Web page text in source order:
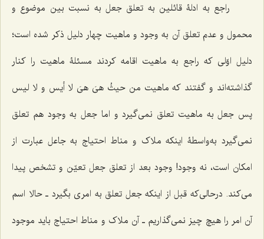
راجع به ادلۀ قائلین به تعلق جعل به نسبت بین موضوع و
محمول و عدم تعلق آن به ‌وجود و ماهیت چهار دلیل ذکر شده است؛
دلیل اوّلی که راجع به ماهیت اقامه کردند مسئلۀ ماهیت را کنار
گذاشته‌اند و گفتند که ماهیت من حیثُ هیَ هیَ لا أیس و لا لیس
پس جعل به ماهیت تعلق نمی‌گیرد و اما جعل به وجود هم تعلق
نمی‌گیرد به‌واسطۀ اینکه ملاک و مناط احتیاج به جاعل عبارت از
امکان است، نه وجود! وجود بعد از تعلق جعل تعیّن و تشخص پیدا
می‌کند. درحالی‌که قبل از اینکه جعل تعلق به امری بگیرد ـ حالا اسم
آن امر را هیچ چیز نمی‌گذاریم ـ آن ملاک و مناط احتیاج باید موجود